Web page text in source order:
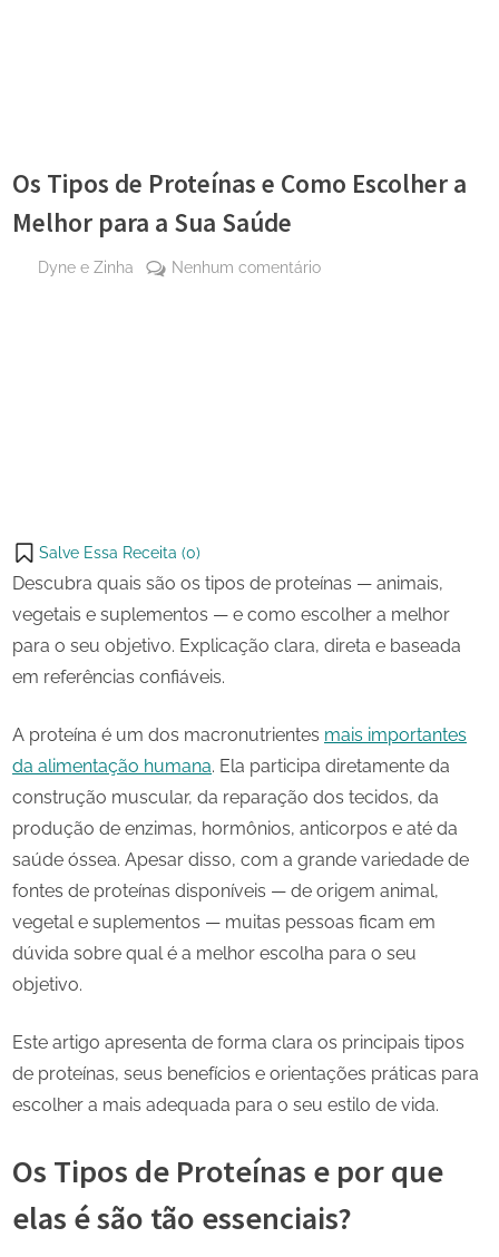
Os Tipos de Proteínas e Como Escolher a
Melhor para a Sua Saúde
By
Dyne e Zinha Nenhum comentárioem
Sua
on
X
Salve Essa Receita (0)
Descubra quais são os tipos de proteínas — animais,
vegetais e suplementos — e como escolher a melhor
para o seu objetivo. Explicação clara, direta e baseada
em referências confiáveis.
A proteína é um dos macronutrientes mais importantes
da alimentação humana. Ela participa diretamente da
construção muscular, da reparação dos tecidos, da
produção de enzimas, hormônios, anticorpos e até da
saúde óssea. Apesar disso, com a grande variedade de
fontes de proteínas disponíveis — de origem animal,
vegetal e suplementos — muitas pessoas ficam em
dúvida sobre qual é a melhor escolha para o seu
objetivo.
Este artigo apresenta de forma clara os principais tipos
de proteínas, seus benefícios e orientações práticas para
escolher a mais adequada para o seu estilo de vida.
Os Tipos de Proteínas e por que
elas é são tão essenciais?